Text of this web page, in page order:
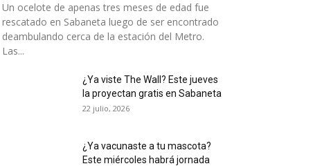
Un ocelote de apenas tres meses de edad fue
rescatado en Sabaneta luego de ser encontrado
deambulando cerca de la estación del Metro.
Las...
¿Ya viste The Wall? Este jueves
la proyectan gratis en Sabaneta
22 julio, 2026
¿Ya vacunaste a tu mascota?
Este miércoles habrá jornada